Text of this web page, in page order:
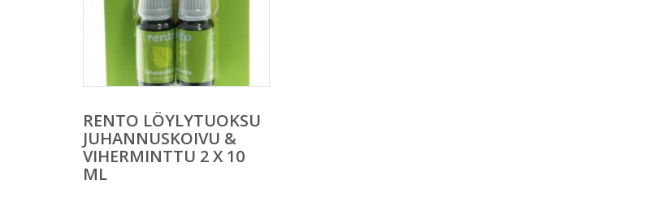
RENTO LÖYLYTUOKSU
JUHANNUSKOIVU &
VIHERMINTTU 2 X 10
ML